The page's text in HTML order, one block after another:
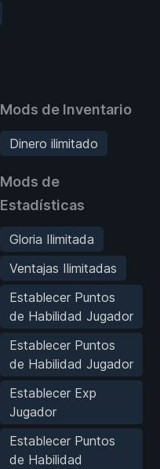
Mods de Inventario
Dinero ilimitado
Mods de
Estadísticas
Gloria Ilimitada
Ventajas Ilimitadas
Establecer Puntos
de Habilidad Jugador
Establecer Puntos
de Habilidad Jugador
Establecer Exp
Jugador
Establecer Puntos
de Habilidad